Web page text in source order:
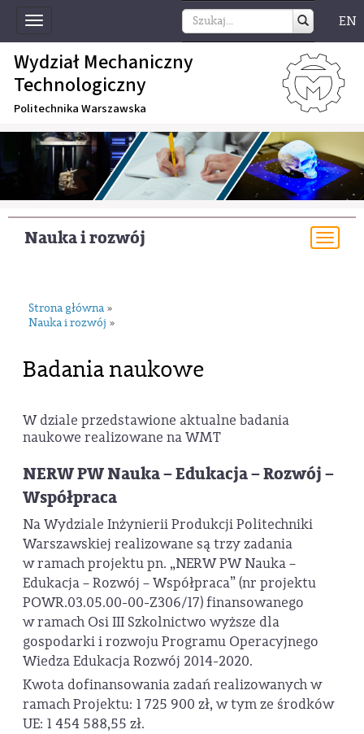
Toggle
navigation
EN
Wydział Mechaniczny
Technologiczny
Politechnika Warszawska
Nauka i rozwój
Strona główna »
Nauka i rozwój »
Badania naukowe
W dziale przedstawione aktualne badania
naukowe realizowane na WMT
NERW PW Nauka – Edukacja – Rozwój –
Współpraca
Na Wydziale Inżynierii Produkcji Politechniki
Warszawskiej realizowane są trzy zadania
w ramach projektu pn. „NERW PW Nauka –
Edukacja – Rozwój – Współpraca” (nr projektu
POWR.03.05.00-00-Z306/17) finansowanego
w ramach Osi III Szkolnictwo wyższe dla
gospodarki i rozwoju Programu Operacyjnego
Wiedza Edukacja Rozwój 2014-2020.
Kwota dofinansowania zadań realizowanych w
ramach Projektu: 1 725 900 zł, w tym ze środków
UE: 1 454 588,55 zł.